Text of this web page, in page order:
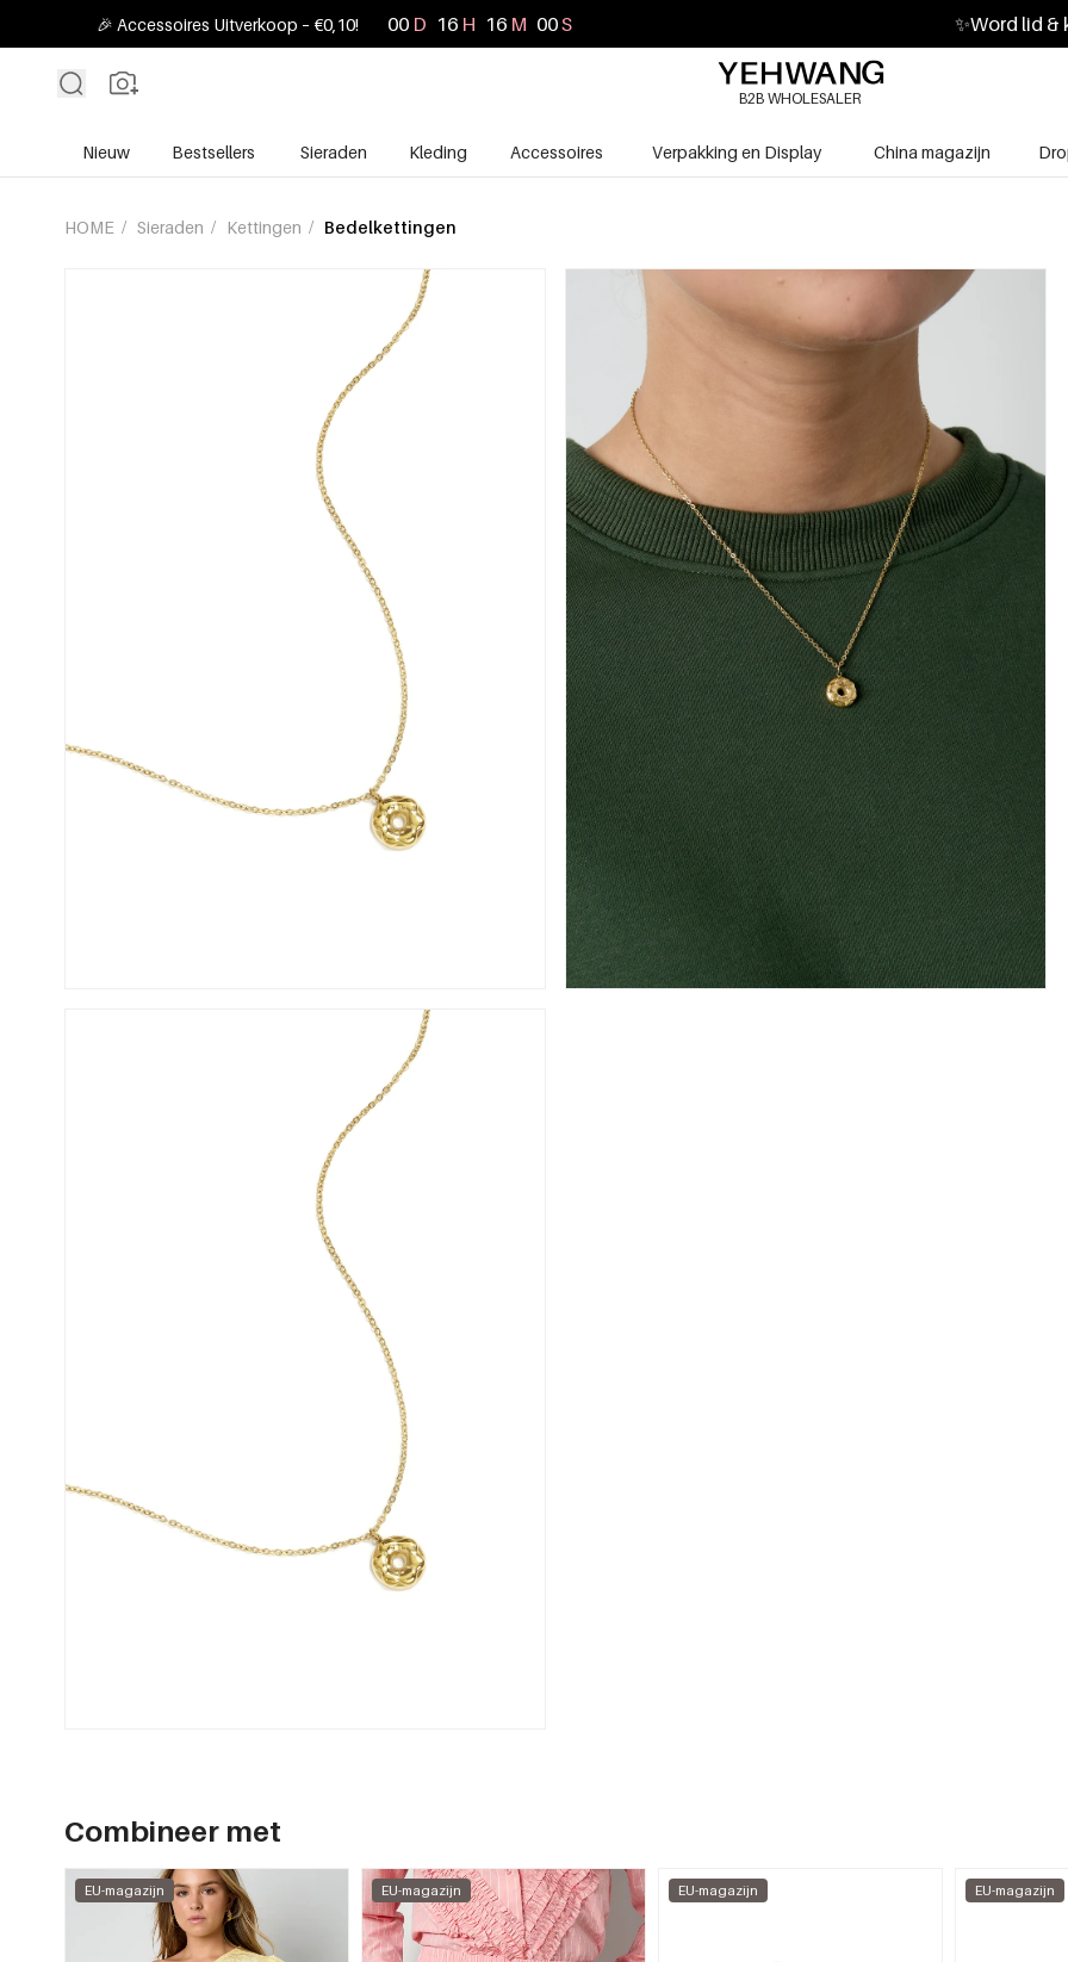
🎉 Accessoires Uitverkoop – €0,10! 00 D 16 H 15 M 59S ✨Word lid &
B2B WHOLESALER
Nieuw Bestsellers Sieraden Kleding Accessoires Verpakking en Display China magazijn
HOME / Sieraden / Kettingen / Bedelkettingen
Combineer met
EU-magazijn EU-magazijn EU-magazijn EU-magazijn